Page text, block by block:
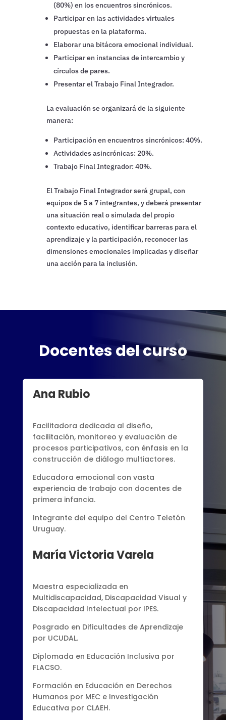
(80%) en los encuentros sincrónicos.
Participar en las actividades virtuales
propuestas en la plataforma.
Elaborar una bitácora emocional individual.
Participar en instancias de intercambio y
círculos de pares.
Presentar el Trabajo Final Integrador.
La evaluación se organizará de la siguiente
manera:
Participación en encuentros sincrónicos: 40%.
Actividades asincrónicas: 20%.
Trabajo Final Integrador: 40%.
El Trabajo Final Integrador será grupal, con
equipos de 5 a 7 integrantes, y deberá presentar
una situación real o simulada del propio
contexto educativo, identificar barreras para el
aprendizaje y la participación, reconocer las
dimensiones emocionales implicadas y diseñar
una acción para la inclusión.
Docentes del curso
Ana Rubio
Facilitadora dedicada al diseño,
facilitación, monitoreo y evaluación de
procesos participativos, con énfasis en la
construcción de diálogo multiactores.
Educadora emocional con vasta
experiencia de trabajo con docentes de
primera infancia.
Integrante del equipo del Centro Teletón
Uruguay.
María Victoria Varela
Maestra especializada en
Multidiscapacidad, Discapacidad Visual y
Discapacidad Intelectual por IPES.
Posgrado en Dificultades de Aprendizaje
por UCUDAL.
Diplomada en Educación Inclusiva por
FLACSO.
Formación en Educación en Derechos
Humanos por MEC e Investigación
Educativa por CLAEH.